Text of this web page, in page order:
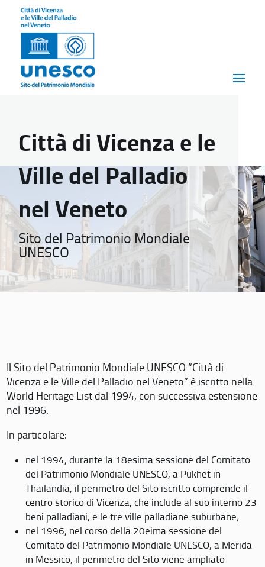
Città di Vicenza e le
Ville del Palladio
nel Veneto
Sito del Patrimonio Mondiale
UNESCO
Il Sito del Patrimonio Mondiale UNESCO “Città di
Vicenza e le Ville del Palladio nel Veneto” è iscritto nella
World Heritage List dal 1994, con successiva estensione
nel 1996.
In particolare:
nel 1994, durante la 18esima sessione del Comitato
del Patrimonio Mondiale UNESCO, a Pukhet in
Thailandia, il perimetro del Sito iscritto comprende il
centro storico di Vicenza, che include al suo interno 23
beni palladiani, e le tre ville palladiane suburbane;
nel 1996, nel corso della 20eima sessione del
Comitato del Patrimonio Mondiale UNESCO, a Merida
in Messico, il perimetro del Sito viene ampliato